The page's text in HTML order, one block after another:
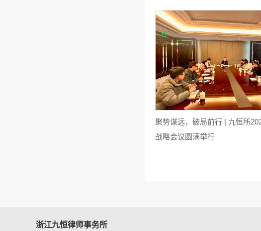
聚势谋远，破局前行 | 九恒所
战略会议圆满举行
浙江九恒律师事务所